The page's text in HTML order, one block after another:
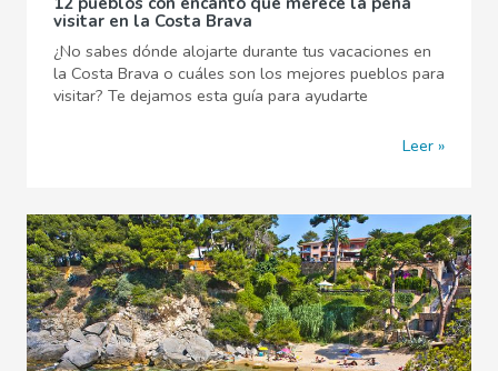
visitar en la Costa Brava
¿No sabes dónde alojarte durante tus vacaciones en
la Costa Brava o cuáles son los mejores pueblos para
visitar? Te dejamos esta guía para ayudarte
Leer